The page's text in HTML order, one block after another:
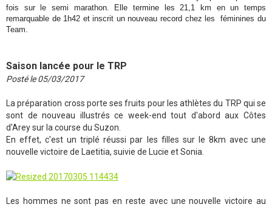
fois sur le semi marathon. Elle termine les 21,1 km en un temps
remarquable de 1h42 et inscrit un nouveau record chez les féminines du
Team.
Saison lancée pour le TRP
Posté le 05/03/2017
La préparation cross porte ses fruits pour les athlètes du TRP qui se
sont de nouveau illustrés ce week-end tout d'abord aux Côtes
d'Arey sur la course du Suzon.
En effet, c'est un triplé réussi par les filles sur le 8km avec une
nouvelle victoire de Laetitia, suivie de Lucie et Sonia.
Les hommes ne sont pas en reste avec une nouvelle victoire au